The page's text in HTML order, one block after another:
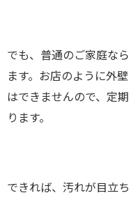
でも、普通のご家庭な
ます。お店のように外
はできませんので、定
ります。
できれば、汚れが目立